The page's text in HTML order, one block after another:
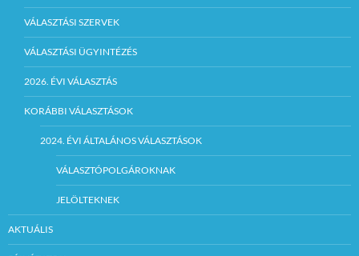
VÁLASZTÁSI SZERVEK
VÁLASZTÁSI ÜGYINTÉZÉS
2026. ÉVI VÁLASZTÁS
KORÁBBI VÁLASZTÁSOK
2024. ÉVI ÁLTALÁNOS VÁLASZTÁSOK
VÁLASZTÓPOLGÁROKNAK
JELÖLTEKNEK
AKTUÁLIS